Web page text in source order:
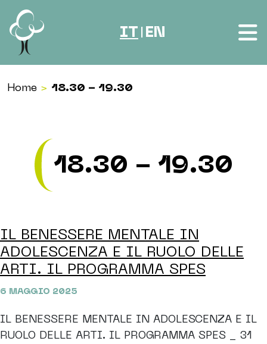
Vai al contenuto
IT EN
Home > 18.30 - 19.30
18.30 - 19.30
IL BENESSERE MENTALE IN
ADOLESCENZA E IL RUOLO DELLE
ARTI. IL PROGRAMMA SPES
6 MAGGIO 2025
IL BENESSERE MENTALE IN ADOLESCENZA E IL
RUOLO DELLE ARTI. IL PROGRAMMA SPES _ 31